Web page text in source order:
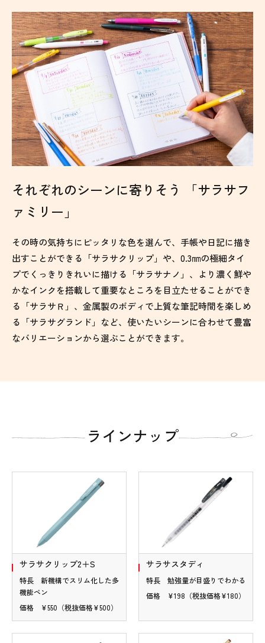
それぞれのシーンに寄りそう
「サラサフ
ァミリー」
その時の気持ちにピッタリな色を選んで、手帳や日記に描き
出すことができる「サラサクリップ」や、0.3㎜の極細タイ
プでくっきりきれいに描ける「サラサナノ」、より濃く鮮や
かなインクを搭載して重要なところを目立たせることができ
る「サラサＲ」、金属製のボディで上質な筆記時間を楽しめ
る「サラサグランド」など、使いたいシーンに合わせて豊富
なバリエーションから選ぶことができます。
ラインナップ
サラサクリップ2＋S
特長 新機構でスリム化した多
機能ペン
価格 ¥550（税抜価格¥500）
サラサスタディ
特長 勉強量が目盛りでわかる
価格 ¥198（税抜価格¥180）